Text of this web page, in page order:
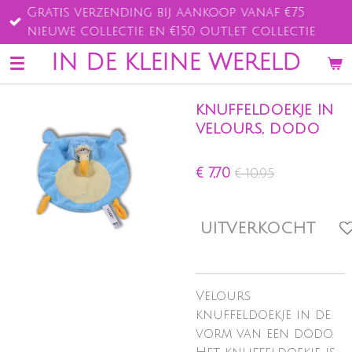
Ga
direct
naar
de
IN DE KLEINE WERELD
Gratis verzending bij aankoop vanaf €75
nieuwe collectie en €150 outlet collectie
knuffeldoekje in
velours, dodo
€ 7,70 € 10,95
UITVERKOCHT
Velours
knuffeldoekje in de
vorm van een dodo.